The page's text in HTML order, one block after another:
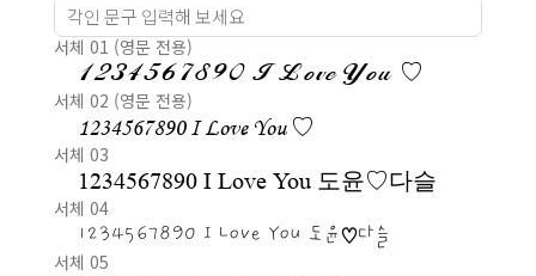
서체 01 (영문 전용)
1234567890 I Love You ♡
서체 02 (영문 전용)
1234567890 I Love You ♡
서체 03
1234567890 I Love You 도윤♡다슬
서체 04
1234567890 I Love You 도윤♡다슬
서체 05